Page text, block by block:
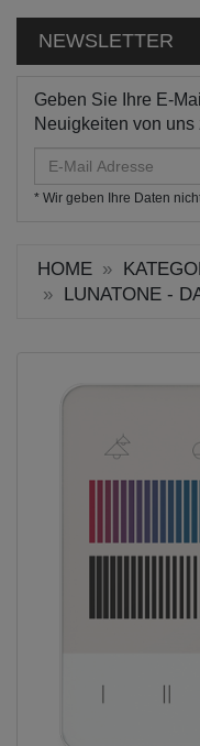
NEWSLETTER
Geben Sie Ihre E-
Neuigkeiten von uns
Mail
Adresse
* Wir geben Ihre Daten
HOME
LUNATONE -